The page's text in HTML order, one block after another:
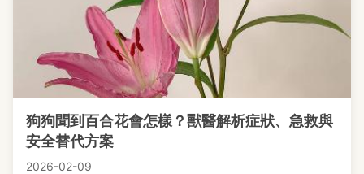
狗狗聞到百合花會怎樣？獸醫解析症狀、急救與
安全替代方案
2026-02-09